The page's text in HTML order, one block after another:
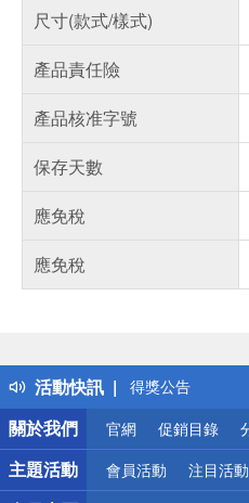
尺寸(款式/樣式)
產品責任險
產品核准字號
保存天數
應免稅
應免稅
活動快訊
得獎公告
熱門話題
銀行優惠
偏遠地區配送
詐騙網頁！請小
關於我們
官網 促銷目錄
主題活動 會員活動 注目活動